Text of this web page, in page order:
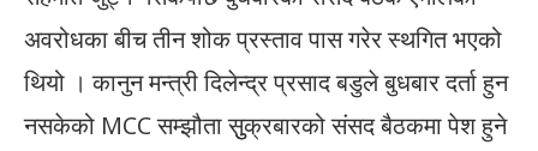
अवरोधका बीच तीन शोक प्रस्ताव पास गरेर स्थगित भएको
थियो । कानुन मन्त्री दिलेन्द्र प्रसाद बडुले बुधबार दर्ता हुन
नसकेको MCC सम्झौता सुुक्रबारको संसद बैठकमा पेश हुने